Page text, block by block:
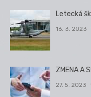
Letecká
16. 3. 2023
ZMENA A
27. 5. 2023